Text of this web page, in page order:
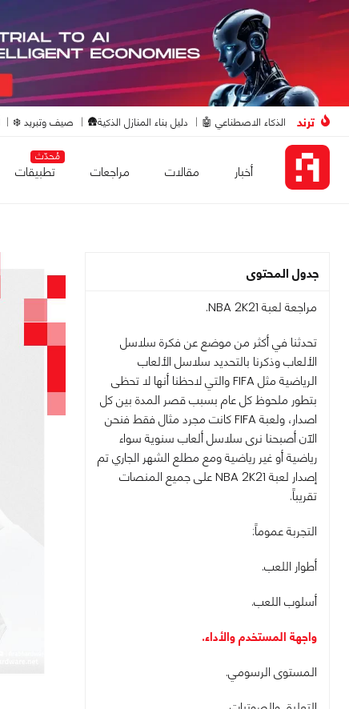
ترند الذكاء الاصطناعي 🤖 دليل بناء المنازل الذكية🛖 صيف وتبريد ❄️
أخبار مقالات مراجعات
مُحدّث
تطبيقات
جدول المحتوى
مراجعة لعبة NBA 2K21.
تحدثنا في أكثر من موضع عن فكرة سلاسل
الألعاب وذكرنا بالتحديد سلاسل الألعاب
الرياضية مثل FIFA والتي لاحظنا أنها لا تحظى
بتطور ملحوظ كل عام بسبب قصر المدة بين كل
اصدار، ولعبة FIFA كانت مجرد مثال فقط فنحن
الآن أصبحنا نرى سلاسل ألعاب سنوية سواء
رياضية أو غير رياضية ومع مطلع الشهر الجاري تم
إصدار لعبة NBA 2K21 على جميع المنصات
تقريباً.
التجربة عموماً:
أطوار اللعب.
أسلوب اللعب.
واجهة المستخدم والأداء.
المستوى الرسومي.